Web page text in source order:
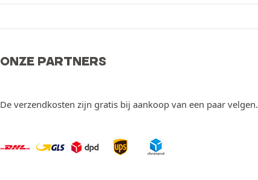
ONZE PARTNERS
De verzendkosten zijn gratis bij aankoop van een paar velgen.